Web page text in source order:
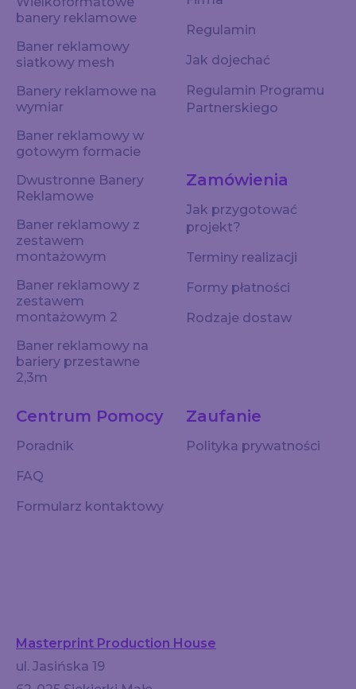
banery reklamowe
Baner reklamowy
siatkowy mesh
Banery reklamowe na
wymiar
Baner reklamowy w
gotowym formacie
Dwustronne Banery
Reklamowe
Baner reklamowy z
zestawem
montażowym
Baner reklamowy z
zestawem
montażowym 2
Baner reklamowy na
bariery przestawne
2,3m
Regulamin
Jak dojechać
Regulamin Programu
Partnerskiego
Centrum Pomocy
Poradnik
FAQ
Formularz kontaktowy
Zaufanie
Polityka prywatności
Zamówienia
Jak przygotować
projekt?
Terminy realizacji
Formy płatności
Rodzaje dostaw
Masterprint Production House
ul. Jasińska 19